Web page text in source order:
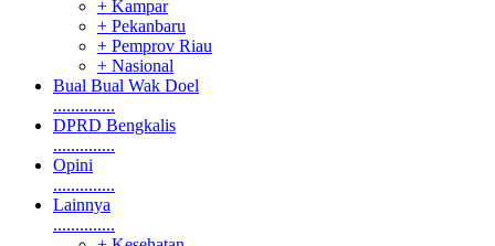
+ Kampar
+ Pekanbaru
+ Pemprov Riau
+ Nasional
Bual Bual Wak Doel
..............
DPRD Bengkalis
..............
Opini
..............
Lainnya
..............